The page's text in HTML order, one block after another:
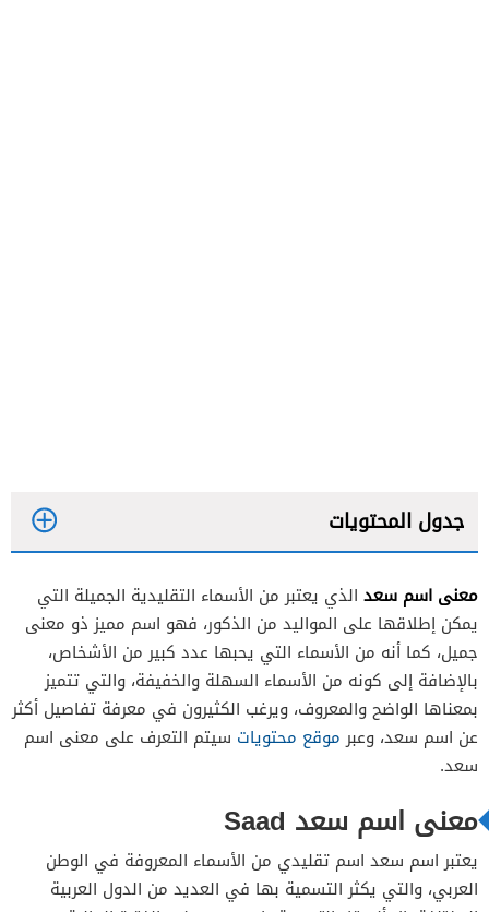
جدول المحتويات
معنى اسم سعد الذي يعتبر من الأسماء التقليدية الجميلة التي
يمكن إطلاقها على المواليد من الذكور، فهو اسم مميز ذو معنى
جميل، كما أنه من الأسماء التي يحبها عدد كبير من الأشخاص،
بالإضافة إلى كونه من الأسماء السهلة والخفيفة، والتي تتميز
بمعناها الواضح والمعروف، ويرغب الكثيرون في معرفة تفاصيل أكثر
عن اسم سعد، وعبرموقع محتويات سيتم التعرف على معنى اسم
سعد.
معنى اسم سعد Saad
يعتبر اسم سعد اسم تقليدي من الأسماء المعروفة في الوطن
العربي، والتي يكثر التسمية بها في العديد من الدول العربية